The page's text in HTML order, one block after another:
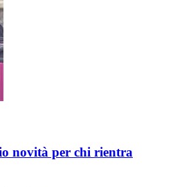
novità per chi rientra